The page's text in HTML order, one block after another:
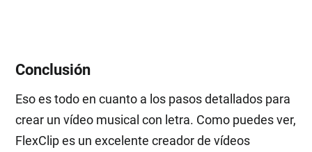
Conclusión
Eso es todo en cuanto a los pasos detallados para
crear un vídeo musical con letra. Como puedes ver,
FlexClip es un excelente creador de vídeos